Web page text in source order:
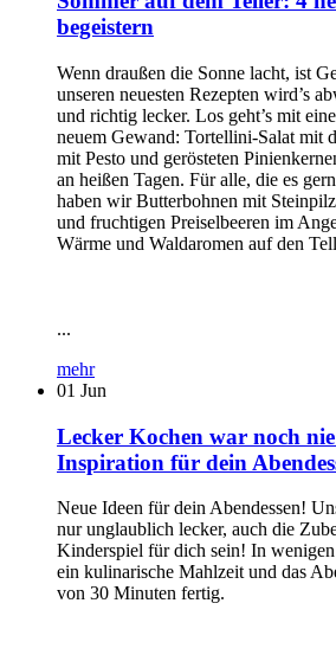
begeistern
Wenn draußen die Sonne lacht, ist
unseren neuesten Rezepten wird’s
und richtig lecker. Los geht’s mit
neuem Gewand: Tortellini-Salat mit
mit Pesto und gerösteten
an heißen Tagen. Für alle, die es
haben wir Butterbohnen mit
und fruchtigen Preiselbeeren im
Wärme und Waldaromen auf den
...
mehr
01 Jun
Lecker Kochen war noch
Inspiration für dein
Neue Ideen für dein Abendessen!
nur unglaublich lecker, auch die
Kinderspiel für dich sein! In
ein kulinarische Mahlzeit und das
von 30 Minuten fertig.